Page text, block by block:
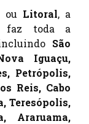
ou Litoral, a
faz toda a
São
Iguaçu,
Petrópolis,
Reis, Cabo
Teresópolis,
Araruama,